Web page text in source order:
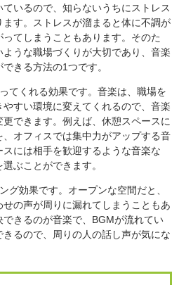
いるので、知らないうちにストレス
す。ストレスが溜まると体に不調が
てしまうこともあります。そのた
うな職場づくりが大切であり、音楽
きる方法の1つです。
てくれる効果です。音楽は、職場を
すい環境に変えてくれるので、音楽
できます。例えば、休憩スペースに
オフィスでは集中力がアップする音
には相手を歓迎するような音楽な
ぶことができます。
グ効果です。オープンな空間だと、
の声が周りに漏れてしまうこともあ
できるのが音楽で、BGMが流れてい
るので、周りの人の話し声が気にな